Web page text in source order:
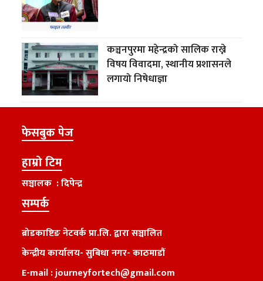
कञ्चनपुरमा महेन्द्रको सालिक राख्ने
विषय विवादमा, स्थानीय प्रशासनले
लगायो निषेधाज्ञा
फेसबुक पेज
हाम्रो टिम
सञ्चालक : दिपेन्द्र
सम्पर्क
ब्रोडकाष्टिङ नेटवर्क प्रा.लि. द्वारा सञ्चालित
केन्द्रीय कार्यालय-सुबिधा नगर- काठमाडौं
E-mail :journeyfortech@gmail.com